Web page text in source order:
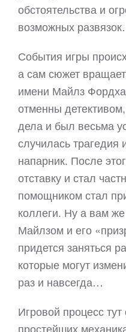
обстоятельства и
возможных
События игры
а сам сюжет
имени Майлз
отменны
дела и был весьма
случилась трагедия
напарник. После
отставку и стал
помощником стал
коллеги. Ну а вам
Майлзом и его
придется заняться
которые могут
раз и навсегда…
Игровой процесс
простейших